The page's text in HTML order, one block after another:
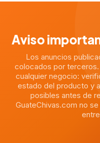
Aviso
Los anuncios
colocados por
cualquier negocio:
estado del producto y
posibles antes de
GuateChivas.com no